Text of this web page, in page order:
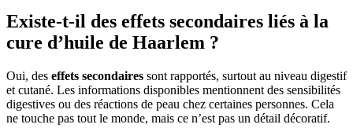
Existe-t-il des effets secondaires liés à la
cure d’huile de Haarlem ?
Oui, des effets secondaires sont rapportés, surtout au niveau digestif
et cutané. Les informations disponibles mentionnent des sensibilités
digestives ou des réactions de peau chez certaines personnes. Cela
ne touche pas tout le monde, mais ce n’est pas un détail décoratif.